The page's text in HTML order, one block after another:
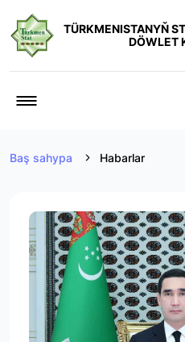
TÜRKMENISTANYŇ
DÖWLET
Baş sahypa Habarlar